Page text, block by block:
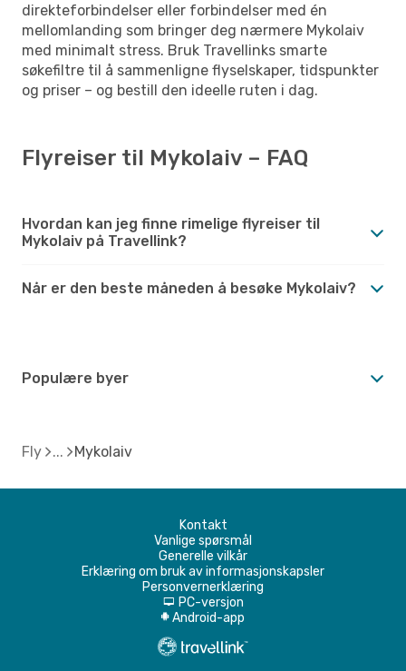
direkteforbindelser eller forbindelser med én
mellomlanding som bringer deg nærmere Mykolaiv
med minimalt stress. Bruk Travellinks smarte
søkefiltre til å sammenligne flyselskaper, tidspunkter
og priser – og bestill den ideelle ruten i dag.
Flyreiser til Mykolaiv – FAQ
Hvordan kan jeg finne rimelige flyreiser til
Mykolaiv på Travellink?
Når er den beste måneden å besøke Mykolaiv?
Populære byer
Fly Mykolaiv
Kontakt
Vanlige spørsmål
Generelle vilkår
Erklæring om bruk av informasjonskapsler
Personvernerklæring
d PC-versjon
A Android-app